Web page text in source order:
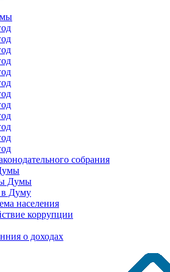
собрания
Думы
в Думу
населения
коррупции
о доходах